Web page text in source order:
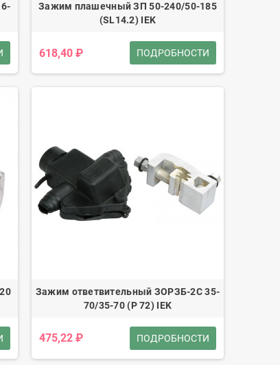
Зажим плашечный ЗП 50-240/50-185
(SL14.2) IEK
618,40 ₽ ПОДРОБНОСТИ
Зажим ответвительный ЗОРЗБ-2С 35-
70/35-70 (Р 72) IEK
475,22 ₽ ПОДРОБНОСТИ